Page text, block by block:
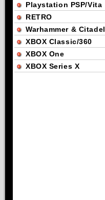
Playstation PSP/Vita
RETRO
Warhammer & Citadel
XBOX Classic/360
XBOX One
XBOX Series X